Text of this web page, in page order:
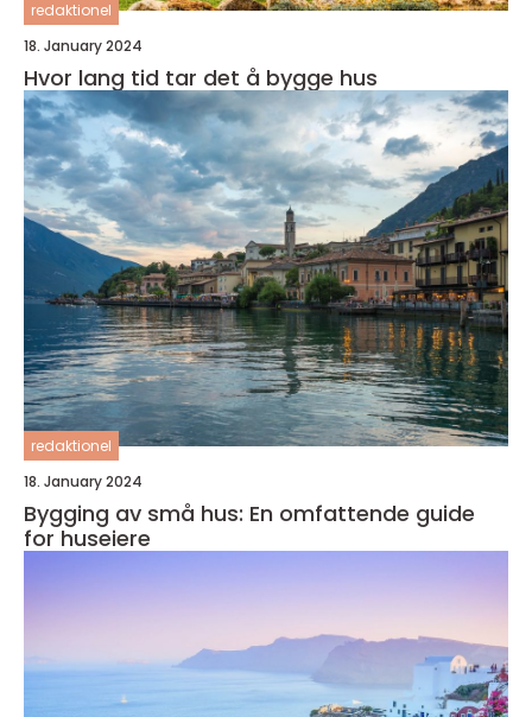
redaktionel
18. January 2024
Hvor lang tid tar det å bygge hus
redaktionel
18. January 2024
Bygging av små hus: En omfattende guide
for huseiere